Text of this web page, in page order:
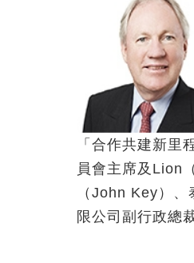
「合作共建新
員會主席及Lion
（John Key）
限公司副行政總